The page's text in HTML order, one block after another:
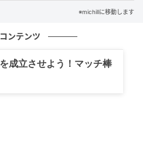
ンクボトル（ラメ入り）』
※michillに移動します
ンテンツ
成立させよう！マッチ棒